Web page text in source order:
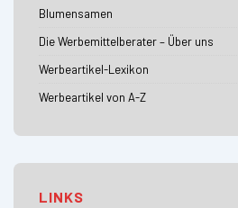
Blumensamen
Die Werbemittelberater – Über uns
Werbeartikel-Lexikon
Werbeartikel von A-Z
LINKS